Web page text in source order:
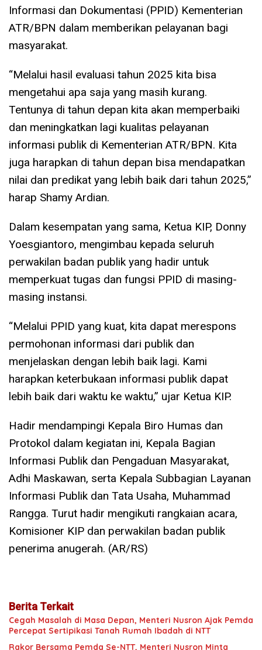
Informasi dan Dokumentasi (PPID) Kementerian
ATR/BPN dalam memberikan pelayanan bagi
masyarakat.
“Melalui hasil evaluasi tahun 2025 kita bisa
mengetahui apa saja yang masih kurang.
Tentunya di tahun depan kita akan memperbaiki
dan meningkatkan lagi kualitas pelayanan
informasi publik di Kementerian ATR/BPN. Kita
juga harapkan di tahun depan bisa mendapatkan
nilai dan predikat yang lebih baik dari tahun 2025,”
harap Shamy Ardian.
Dalam kesempatan yang sama, Ketua KIP, Donny
Yoesgiantoro, mengimbau kepada seluruh
perwakilan badan publik yang hadir untuk
memperkuat tugas dan fungsi PPID di masing-
masing instansi.
“Melalui PPID yang kuat, kita dapat merespons
permohonan informasi dari publik dan
menjelaskan dengan lebih baik lagi. Kami
harapkan keterbukaan informasi publik dapat
lebih baik dari waktu ke waktu,” ujar Ketua KIP.
Hadir mendampingi Kepala Biro Humas dan
Protokol dalam kegiatan ini, Kepala Bagian
Informasi Publik dan Pengaduan Masyarakat,
Adhi Maskawan, serta Kepala Subbagian Layanan
Informasi Publik dan Tata Usaha, Muhammad
Rangga. Turut hadir mengikuti rangkaian acara,
Komisioner KIP dan perwakilan badan publik
penerima anugerah. (AR/RS)
Berita Terkait
Cegah Masalah di Masa Depan, Menteri Nusron Ajak Pemda
Percepat Sertipikasi Tanah Rumah Ibadah di NTT
Rakor Bersama Pemda Se-NTT, Menteri Nusron Minta